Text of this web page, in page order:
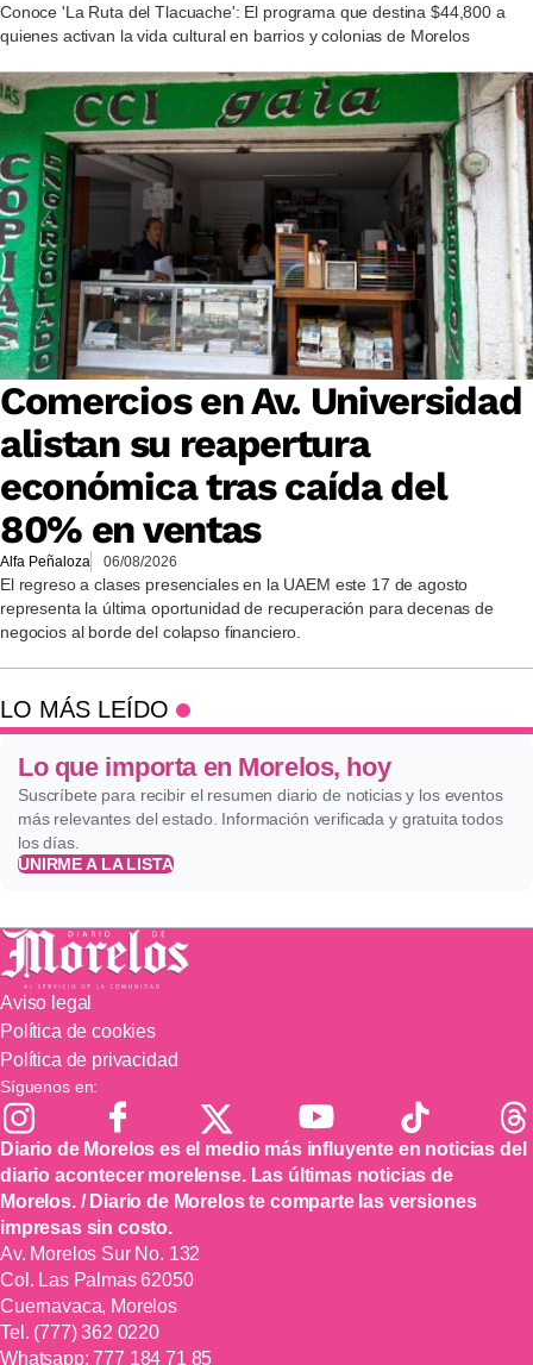
Conoce 'La Ruta del Tlacuache': El programa que destina $44,800 a
quienes activan la vida cultural en barrios y colonias de Morelos
Comercios en Av. Universidad
alistan su reapertura
económica tras caída del
80% en ventas
Alfa Peñaloza 06/08/2026
El regreso a clases presenciales en la UAEM este 17 de agosto
representa la última oportunidad de recuperación para decenas de
negocios al borde del colapso financiero.
LO MÁS LEÍDO
Lo que importa en Morelos, hoy
Suscríbete para recibir el resumen diario de noticias y los eventos
más relevantes del estado. Información verificada y gratuita todos
los días.
UNIRME A LA LISTA
Aviso legal
Política de cookies
Política de privacidad
Síguenos en:
Diario de Morelos es el medio más influyente en noticias del
diario acontecer morelense. Las últimas noticias de
Morelos. / Diario de Morelos te comparte las versiones
impresas sin costo.
Av. Morelos Sur No. 132
Col. Las Palmas 62050
Cuernavaca, Morelos
Tel. (777) 362 0220
Whatsapp:777 184 71 85